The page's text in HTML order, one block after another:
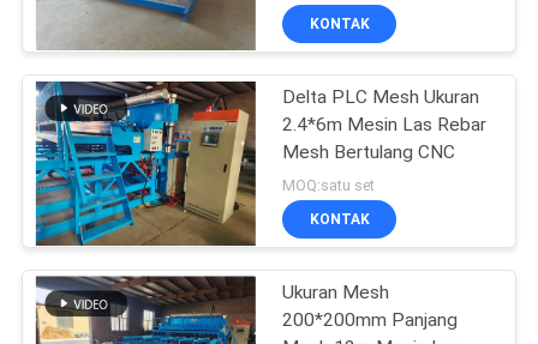
Mesin Las
Konstruksi Mesh
23
KONTAK
Delta PLC Mesh Ukuran
2.4*6m Mesin Las Rebar
Mesh Bertulang CNC
MOQ:satu set
KONTAK
Ukuran Mesh
200*200mm Panjang